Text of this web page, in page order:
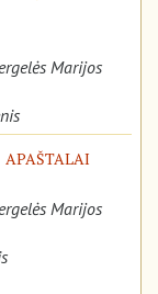
Marijos
apaštalai
Marijos